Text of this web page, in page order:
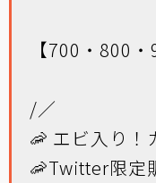
【700・800
/／
🦐 エビ入り！
🦐Twitter限定